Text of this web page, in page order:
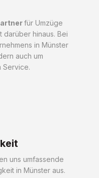
für Umzüge
darüber hinaus. Bei
in Münster
auch um
Service.
uns umfassende
in Münster aus.